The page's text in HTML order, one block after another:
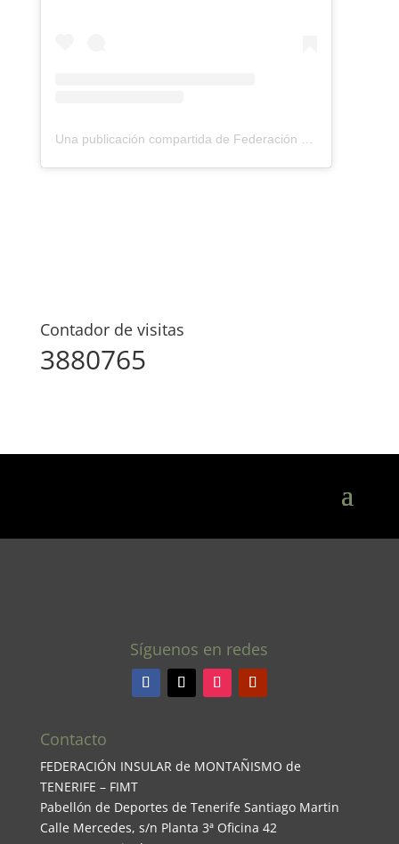
Una publicación compartida de Federación Montañismo Tenerife (@federacion_montanismo_tenerife)
Contador de visitas
3880765
Síguenos en redes
Contacto
FEDERACIÓN INSULAR de MONTAÑISMO de
TENERIFE – FIMT
Pabellón de Deportes de Tenerife Santiago Martin
Calle Mercedes, s/n Planta 3ª Oficina 42